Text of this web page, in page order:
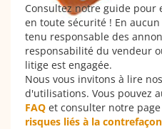
Consultez notre guide pour
en toute sécurité ! En
tenu responsable des
responsabilité du vendeur
litige est engagée.
Nous vous invitons à lire
d'utilisations. Vous pouvez
FAQ et consulter notre
risques liés à la contrefaçon